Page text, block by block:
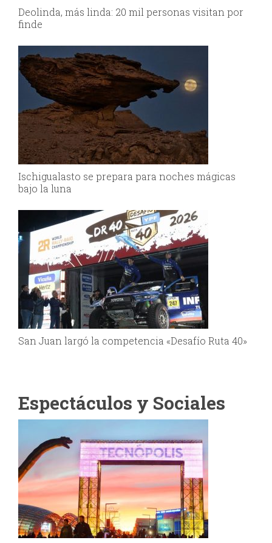
Deolinda, más linda: 20 mil personas visitan por
finde
Ischigualasto se prepara para noches mágicas
bajo la luna
San Juan largó la competencia «Desafío Ruta 40»
Espectáculos y Sociales